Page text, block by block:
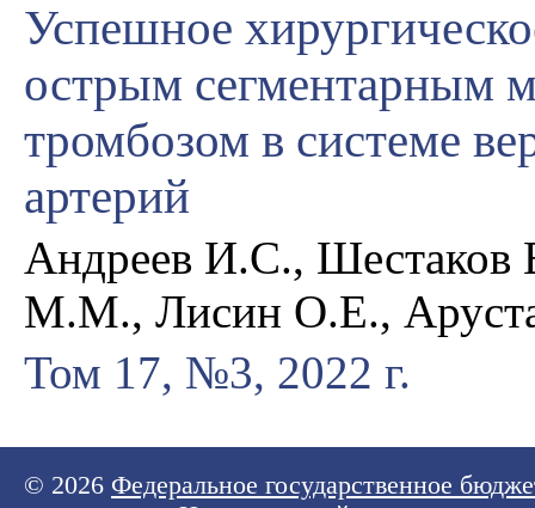
Успешное
острым сегментарным
тромбозом в системе
артерий
Андреев И.С., Шестаков
М.М., Лисин О.Е.,
Том 17, №3, 2022 г.
© 2026 Федеральное государственное